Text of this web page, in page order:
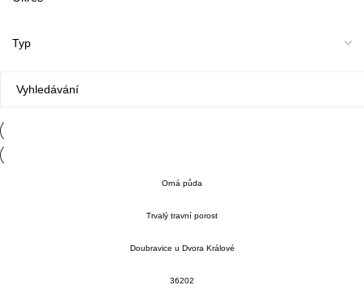
Orná půda
Trvalý travní porost
Doubravice u Dvora Králové
36202